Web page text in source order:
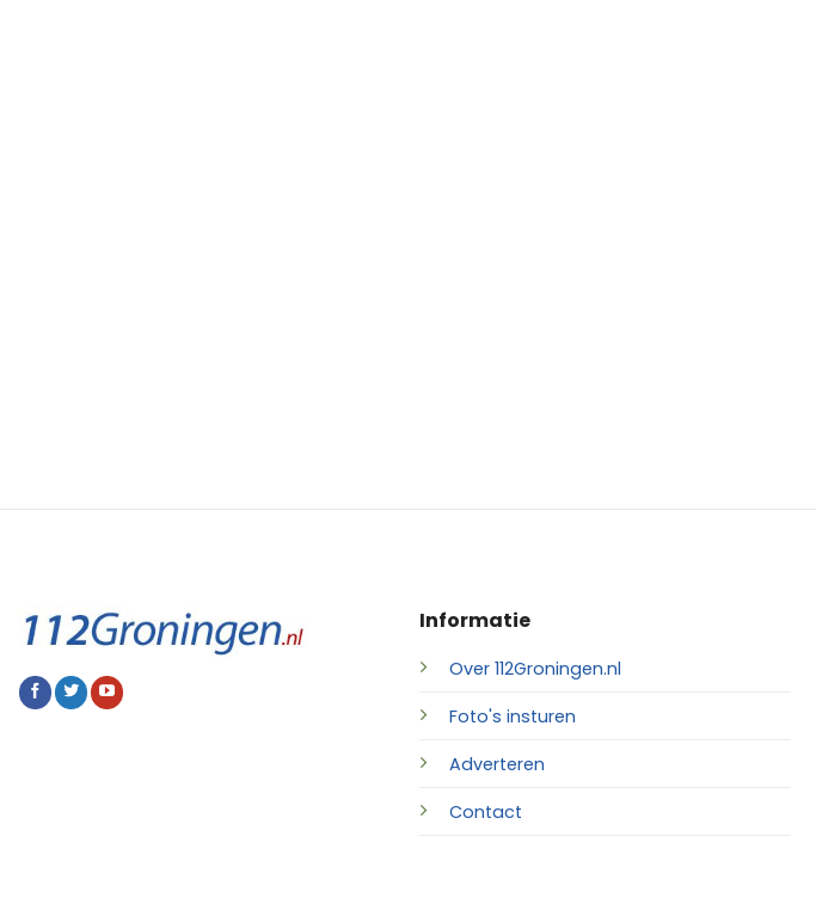
Informatie
Over 112Groningen.nl
Foto's insturen
Adverteren
Contact